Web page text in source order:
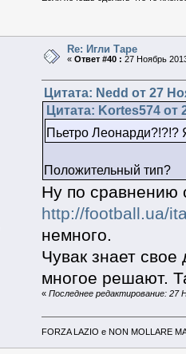
Re: Игли Таре
«Ответ #40 : 27 Ноябрь
Цитата: Nedd от 27
Цитата: Kortes574 от
Пьетро Леонарди?!?!?
Положительный тип?
Ну по сравнению
http://football.ua/
немного.
Чувак знает
многое решают.
« Последнее редактирование: 27
FORZA LAZIO e NON MOLLARE